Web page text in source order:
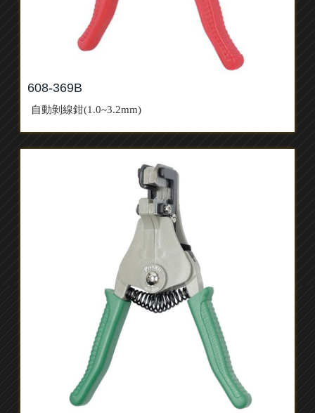
608-369B
自動剝線鉗(1.0~3.2mm)